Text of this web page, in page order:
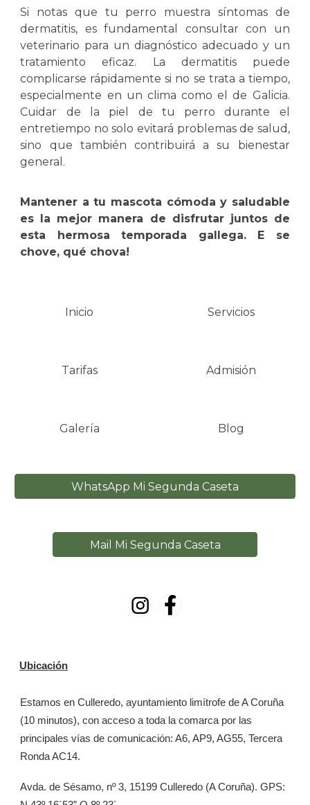
Si notas que tu perro muestra síntomas de
dermatitis, es fundamental consultar con un
veterinario para un diagnóstico adecuado y un
tratamiento eficaz. La dermatitis puede
complicarse rápidamente si no se trata a tiempo,
especialmente en un clima como el de Galicia.
Cuidar de la piel de tu perro durante el
entretiempo no solo evitará problemas de salud,
sino que también contribuirá a su bienestar
general.
Mantener a tu mascota cómoda y saludable
es la mejor manera de disfrutar juntos de
esta hermosa temporada gallega. E se
chove, qué chova!
Inicio Servicios
Tarifas Admisión
Galería Blog
WhatsApp Mi Segunda Caseta
Mail Mi Segunda Caseta
Ubicación
Estamos en Culleredo, ayuntamiento limítrofe de A Coruña
(10 minutos), con acceso a toda la comarca por las
principales vías de comunicación: A6, AP9, AG55, Tercera
Ronda AC14.
Avda. de Sésamo, nº 3, 15199 Culleredo (A Coruña). GPS: